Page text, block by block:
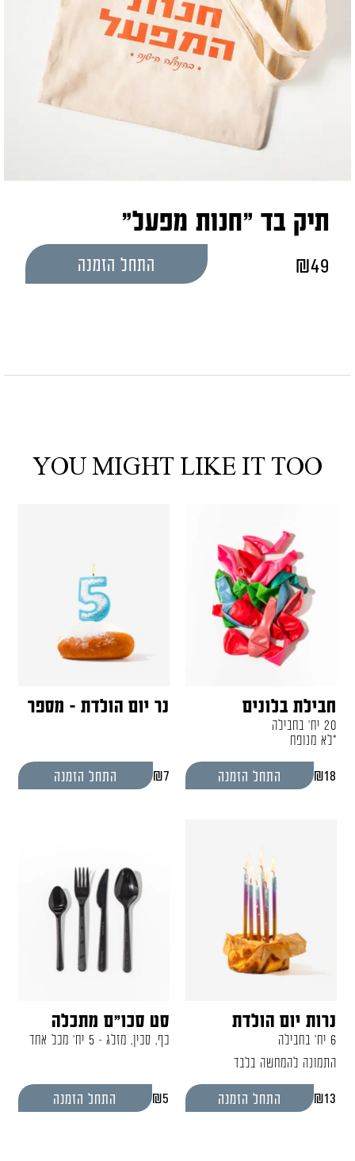
תיק בד "חנות מפעל"
49
₪ התחל הזמנה
YOU MIGHT LIKE IT TOO
חבילת בלונים
20 יח' בחבילה
*לא מנופח
18
₪ התחל הזמנה
נר יום הולדת - מספר
7
₪ התחל הזמנה
נרות יום הולדת
6 יח' בחבילה
התמונה להמחשה בלבד
13
₪ התחל הזמנה
סט סכו"ם מתכלה
כף, סכין, מזלג - 5 יח' מכל אחד
5
₪ התחל הזמנה